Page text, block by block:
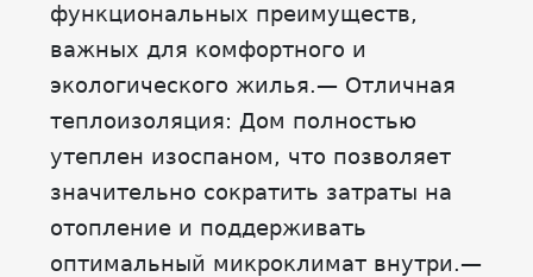
функциональных преимуществ,
важных для комфортного и
экологического жилья.— Отличная
теплоизоляция: Дом полностью
утеплен изоспаном, что позволяет
значительно сократить затраты на
отопление и поддерживать
оптимальный микроклимат внутри.—